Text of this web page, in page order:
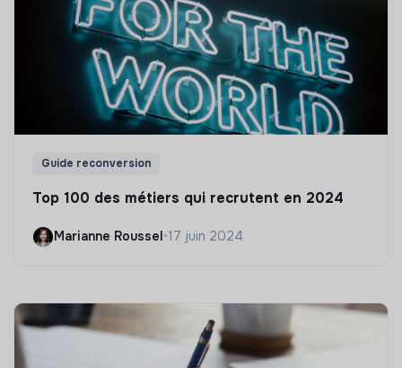
Guide reconversion
Top 100 des métiers qui recrutent en 2024
Marianne Roussel•17 juin 2024